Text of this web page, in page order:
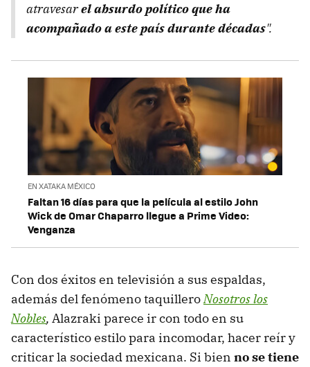
atravesarel absurdo político que ha
acompañado a este país durante décadas".
EN XATAKA MÉXICO
Faltan 16 días para que la película al estilo John
Wick de Omar Chaparro llegue a Prime Video:
Venganza
Con dos éxitos en televisión a sus espaldas,
además del fenómeno taquilleroNosotros los
Nobles, Alazraki parece ir con todo en su
característico estilo para incomodar, hacer reír y
criticar la sociedad mexicana. Si bien no se tiene